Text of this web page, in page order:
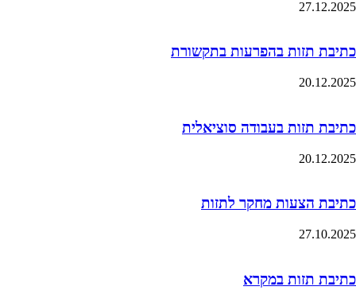
27.12.2025
כתיבת תזות בהפרעות בתקשורת
20.12.2025
כתיבת תזות בעבודה סוציאלית
20.12.2025
כתיבת הצעות מחקר לתזות
27.10.2025
כתיבת תזות במקרא